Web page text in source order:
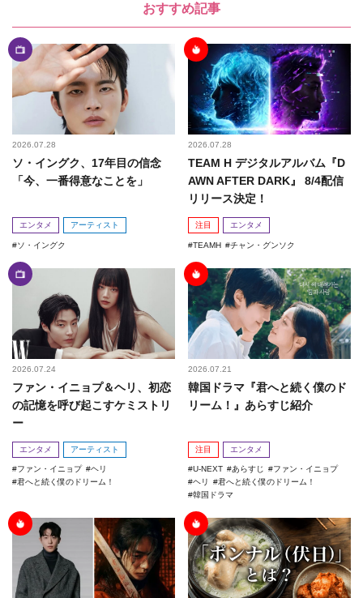
おすすめ記事
2026.07.28
ソ・イングク、17年目の信念
「今、一番得意なことを」
エンタメ アーティスト
ソ・イングク
2026.07.28
TEAM H デジタルアルバム『D
AWN AFTER DARK』 8/4配信
リリース決定！
注目 エンタメ
TEAMH チャン・グンソク
2026.07.24
ファン・イニョプ＆ヘリ、初恋
の記憶を呼び起こすケミストリ
ー
エンタメ アーティスト
ファン・イニョプ
ヘリ
君へと続く僕のドリーム！
2026.07.21
韓国ドラマ『君へと続く僕のド
リーム！』あらすじ紹介
注目 エンタメ
U-NEXT あらすじ
ファン・イニョプ
ヘリ
君へと続く僕のドリーム！
韓国ドラマ